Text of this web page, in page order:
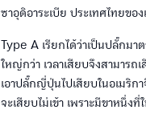
ซาอุดิอาระเบีย ประเทศไทยขอ
Type A เรียกได้ว่าเป็นปลั๊กมา
ใหญ่กว่า เวลาเสียบจึงสามารถ
เอาปลั๊กญี่ปุ่นไปเสียบในอเมริก
จะเสียบไม่เข้า เพราะมีขาหนึ่ง